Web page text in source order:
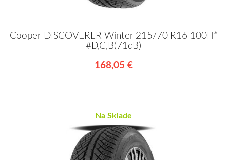
Cooper DISCOVERER Winter 215/70 R16 100H*
#D,C,B(71dB)
168,05 €
Na Sklade